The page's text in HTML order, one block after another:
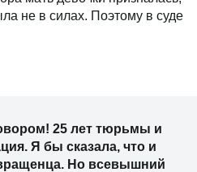
не в силах. Поэтому в суде
25 лет тюрьмы и
Я бы сказала, что и
Но всевышний